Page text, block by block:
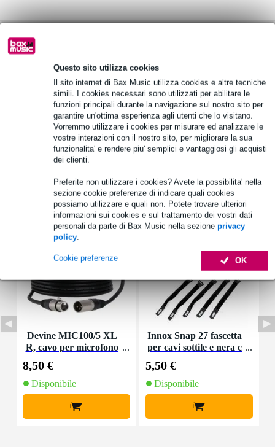
Questo sito utilizza cookies
Il sito internet di Bax Music utilizza cookies e altre tecniche
simili. I cookies necessari sono utilizzati per abilitare le
funzioni principali durante la navigazione sul nostro sito per
garantire un'ottima esperienza agli utenti che lo visitano.
Vorremmo utilizzare i cookies per misurare ed analizzare le
vostre interazioni con il nostro sito, per migliorare la sua
funzionalita' e rendere piu' semplici e vantaggiosi gli acquisti
dei clienti.
Preferite non utilizzare i cookies? Avete la possibilita' nella
sezione cookie preferenze di indicare quali cookies
possiamo utilizzare e quali non. Potete trovare ulteriori
informazioni sui cookies e sul trattamento dei vostri dati
personali da parte di Bax Music nella sezione privacy
policy.
OK
Cookie preferenze
119,95 € di premio
Informazioni sul prodotto
tipo di altoparlante: altoparlante attivo a 2 vie
risposta in frequenza [-10 db]: 51 - 20.000 Hz
risposta in frequenza [-6 db]: 55 - 18.900 Hz
Specifiche complete
Accessori (5)
Devine MIC100/5 XL
R, cavo per microfono
8,50 €
Disponibile
+
Innox Snap 27 fascetta
per cavi sottile e nera c
(10 pezzi)
5,50 €
Disponibile
+